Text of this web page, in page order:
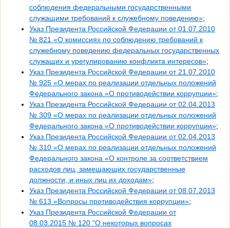
соблюдения федеральными государственными
служащими требований к служебному поведению»;
Указ Президента Российской Федерации от 01.07.2010
№ 821 «О комиссиях по соблюдению требований к
служебному поведению федеральных государственных
служащих и урегулированию конфликта интересов»;
Указ Президента Российской Федерации от 21.07.2010
№ 925 «О мерах по реализации отдельных положений
Федерального закона «О противодействии коррупции»;
Указ Президента Российской Федерации от 02.04.2013
№ 309 «О мерах по реализации отдельных положений
Федерального закона «О противодействии коррупции»;
Указ Президента Российской Федерации от 02.04.2013
№ 310 «О мерах по реализации отдельных положений
Федерального закона «О контроле за соответствием
расходов лиц, замещающих государственные
должности, и иных лиц их доходам»;
Указ Президента Российской Федерации от 08.07.2013
№ 613 «Вопросы противодействия коррупции»;
Указ Президента Российской Федерации от
08.03.2015 № 120 "О некоторых вопросах